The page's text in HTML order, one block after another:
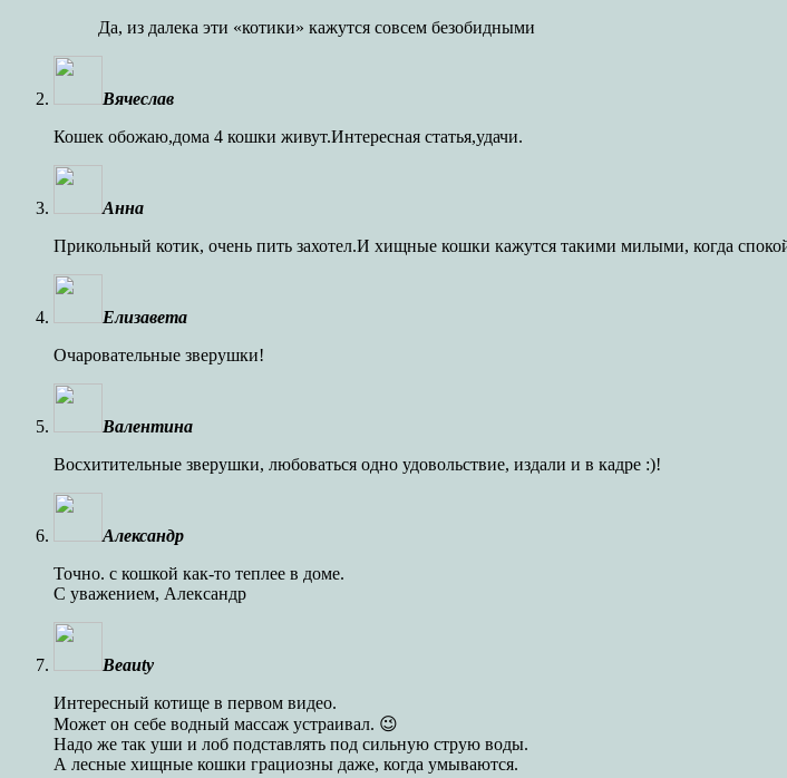
Да, из далека эти «котики» кажутся совсем безобидными
Вячеслав
Кошек обожаю,дома 4 кошки живут.Интересная статья,удачи.
Анна
Прикольный котик, очень пить захотел.И хищные кошки кажутся такими милыми, когда
Елизавета
Очаровательные зверушки!
Валентина
Восхитительные зверушки, любоваться одно удовольствие, издали и в кадре :)!
Александр
Точно. с кошкой как-то теплее в доме.
С уважением, Александр
Beauty
Интересный котище в первом видео.
Может он себе водный массаж устраивал. 😉
Надо же так уши и лоб подставлять под сильную струю воды.
А лесные хищные кошки грациозны даже, когда умываются.